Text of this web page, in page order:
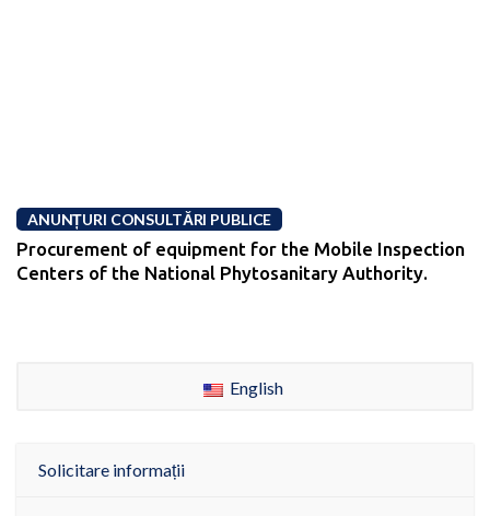
ANUNȚURI CONSULTĂRI PUBLICE
Procurement of equipment for the Mobile Inspection
Centers of the National Phytosanitary Authority.
English
Solicitare informații